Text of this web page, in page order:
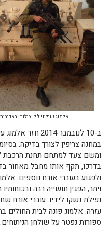
אלמוג שילוני ז"ל. צילום:
ב-10 לנובמבר
במחנה צריפין לצורך בדיקה.
ומשם צעד למתחם תחנת הרכבת
בדרכו, תקף אותו מחבל מאחור
ולפגוע בעוברי אורח נוספים.
ויתר, הפגין תושייה רבה
נפילת נשקו לידיו. עוברי אורח
עזרה. אלמוג פונה לבית
ספורות נפטר על שולחן הניתוחים.